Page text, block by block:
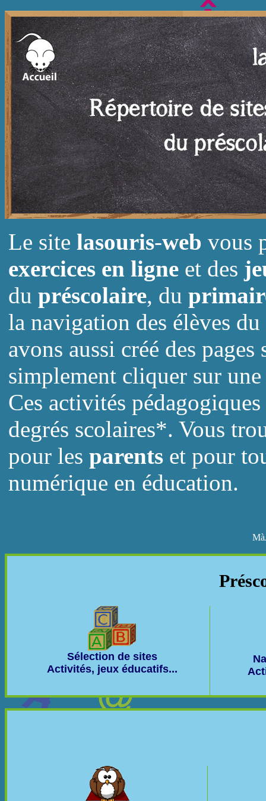
Le site lasouris-web vous
exercices en ligneet des
du préscolaire, du
la navigation des élèves
avons aussi créé des
simplement cliquer sur
Ces activités
degrés scolaires*. Vous
pour les parentset pour
numérique en éducation.
Sélection de sites
Activités, jeux éducatifs...